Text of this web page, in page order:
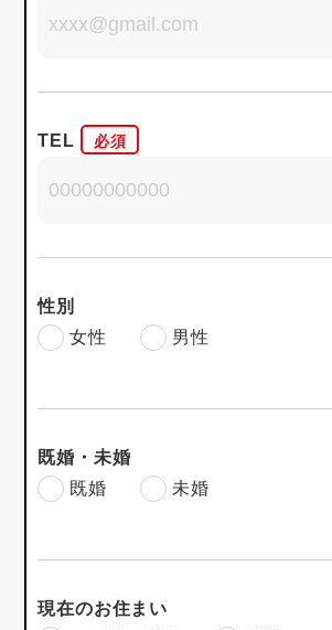
TEL
性別
女性
男性
既婚・未婚
既婚
未婚
現在のお住まい